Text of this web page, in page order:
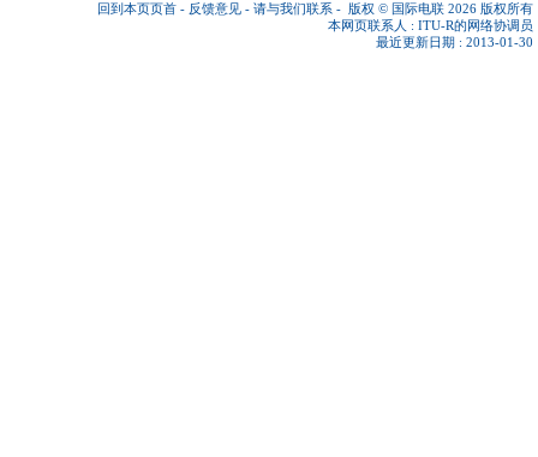
回到本页页首 - 反馈意见 - 请与我们联系 - 版权 © 国际电联 2026 版权所有
本网页联系人 : ITU-R的网络协调员
最近更新日期 : 2013-01-30